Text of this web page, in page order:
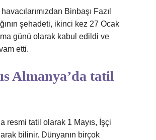
Binbaşı Fazıl
şehadeti, ikinci kez 27 Ocak
günü olarak kabul edildi ve
etti.
Almanya’da tatil
resmi tatil olarak 1 Mayıs, İşçi
bilinir. Dünyanın birçok